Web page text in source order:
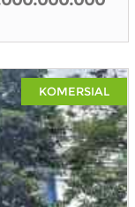
KOMERSIAL